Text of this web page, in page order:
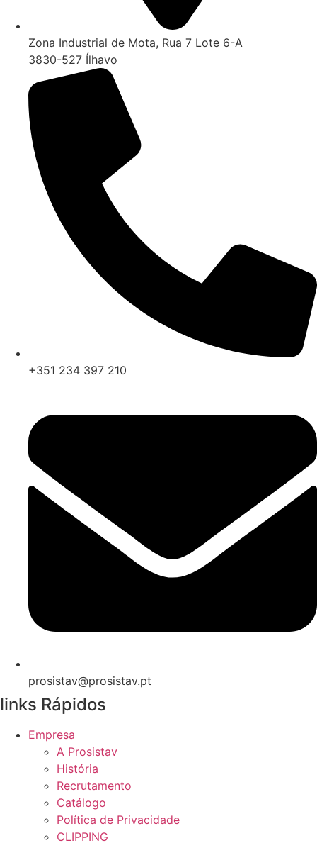
Zona Industrial de Mota, Rua 7 Lote 6-A
3830-527 Ílhavo
+351 234 397 210
prosistav@prosistav.pt
links Rápidos
Empresa
A Prosistav
História
Recrutamento
Catálogo
Política de Privacidade
CLIPPING